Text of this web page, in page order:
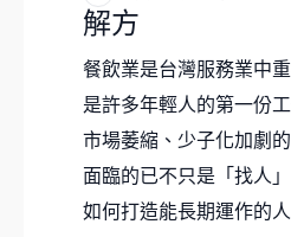
解方
餐飲業是台灣服務業中
是許多年輕人的第一份
市場萎縮、少子化加劇
面臨的已不只是「找人
如何打造能長期運作的